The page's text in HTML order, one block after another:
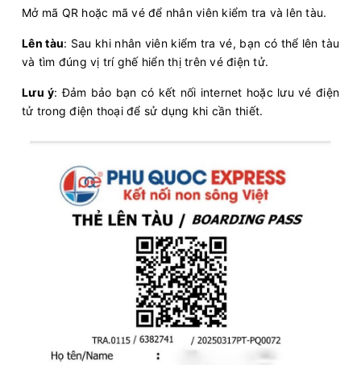
Mở mã QR hoặc mã vé để nhân viên kiểm tra và lên tàu.
Lên tàu: Sau khi nhân viên kiểm tra vé, bạn có thể lên tàu
và tìm đúng vị trí ghế hiển thị trên vé điện tử.
Lưu ý: Đảm bảo bạn có kết nối internet hoặc lưu vé điện
tử trong điện thoại để sử dụng khi cần thiết.